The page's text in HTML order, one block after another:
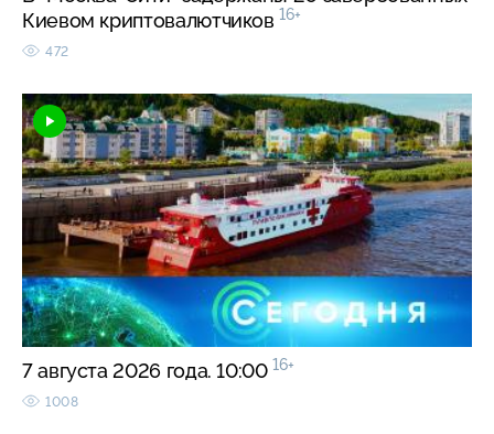
Киевом криптовалютчиков 16+
472
7 августа 2026 года. 10:00 16+
1008